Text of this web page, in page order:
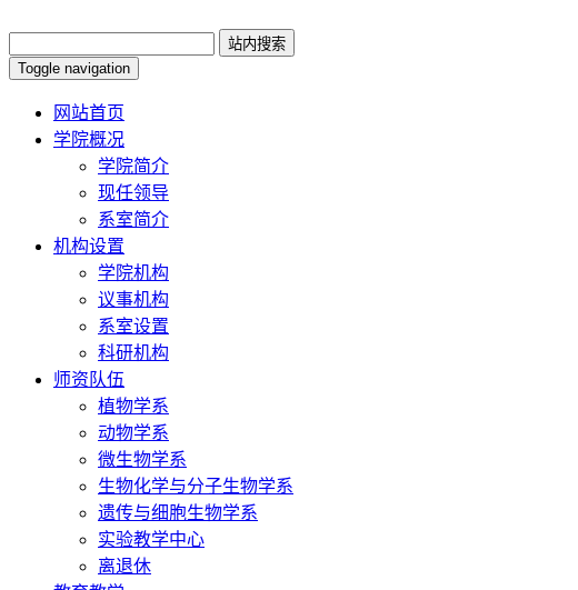
Toggle navigation
网站首页
学院概况
学院简介
现任领导
系室简介
机构设置
学院机构
议事机构
系室设置
科研机构
师资队伍
植物学系
动物学系
微生物学系
生物化学与分子生物学系
遗传与细胞生物学系
实验教学中心
离退休